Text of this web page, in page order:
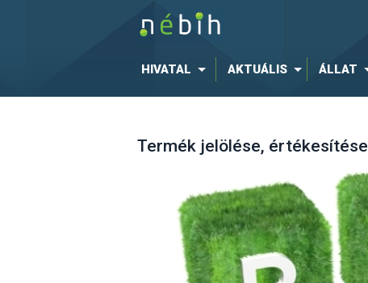
HIVATAL AKTUÁLIS ÁLLAT
Termék jelölése, értékesítése